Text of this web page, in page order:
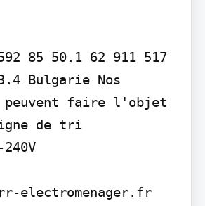
85 50.1 62 911 517
Bulgarie Nos
peuvent faire l'objet
de tri
electromenager.fr